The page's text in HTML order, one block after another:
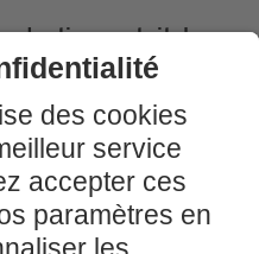
gratuits!